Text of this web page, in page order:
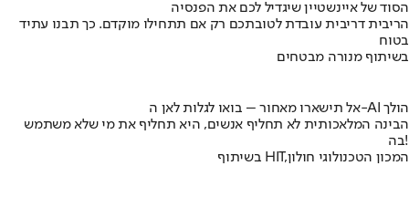
הסוד של איינשטיין שיגדיל לכם את הפנסיה
הריבית דריבית עובדת לטובתכם רק אם תתחילו מוקדם. כך תבנו עתיד
בטוח
בשיתוף מנורה מבטחים
אל תישארו מאחור – בואו לגלות לאן ה-AI הולך
הבינה המלאכותית לא תחליף אנשים, היא תחליף את מי שלא משתמש
בה!
בשיתוף HIT,המכון הטכנולוגי חולון